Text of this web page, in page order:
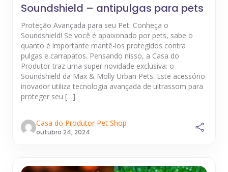
Soundshield – antipulgas para pets
Proteção Avançada para seu Pet: Conheça o
Soundshield! Se você é apaixonado por pets, sabe o
quanto é importante mantê-los protegidos contra
pulgas e carrapatos. Pensando nisso, a Casa do
Produtor traz uma super novidade exclusiva: o
Soundshield da Max & Molly Urban Pets. Este acessório
inovador utiliza tecnologia avançada de ultrassom para
proteger seu […]
Casa do Produtor Pet Shop
outubro 24, 2024